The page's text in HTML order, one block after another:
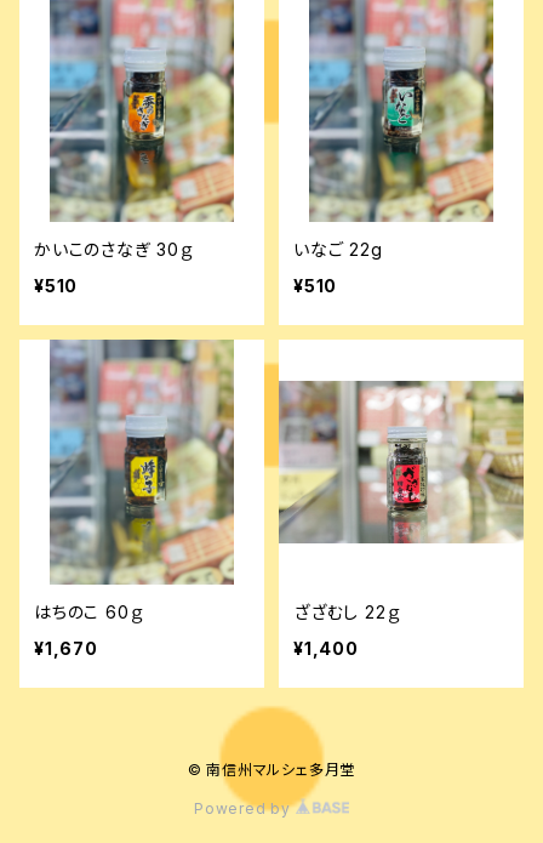
かいこのさなぎ 30ｇ
¥510
いなご 22g
¥510
はちのこ 60ｇ
¥1,670
ざざむし 22ｇ
¥1,400
© 南信州マルシェ多月堂
Powered by